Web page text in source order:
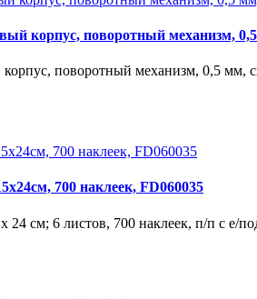
корпус, поворотный механизм,
поворотный механизм,​ 0,​5 мм,​
700 наклеек, FD060035
6 листов, 700 наклеек, п/п с е/